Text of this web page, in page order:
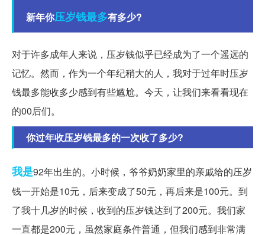
新年你压岁钱最多有多少?
对于许多成年人来说，压岁钱似乎已经成为了一个遥远的
记忆。然而，作为一个年纪稍大的人，我对于过年时压岁
钱最多能收多少感到有些尴尬。今天，让我们来看看现在
的00后们。
你过年收压岁钱最多的一次收了多少?
我是92年出生的。小时候，爷爷奶奶家里的亲戚给的压岁
钱一开始是10元，后来变成了50元，再后来是100元。到
了我十几岁的时候，收到的压岁钱达到了200元。我们家
一直都是200元，虽然家庭条件普通，但我们感到非常满